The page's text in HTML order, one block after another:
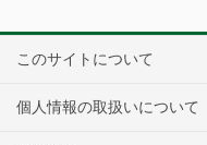
このサイトについて
個人情報の取扱いについて